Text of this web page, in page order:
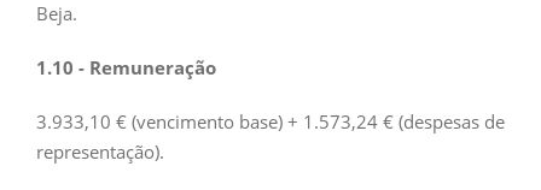
Beja.
1.10 - Remuneração
3.933,10 € (vencimento base) + 1.573,24 € (despesas de
representação).